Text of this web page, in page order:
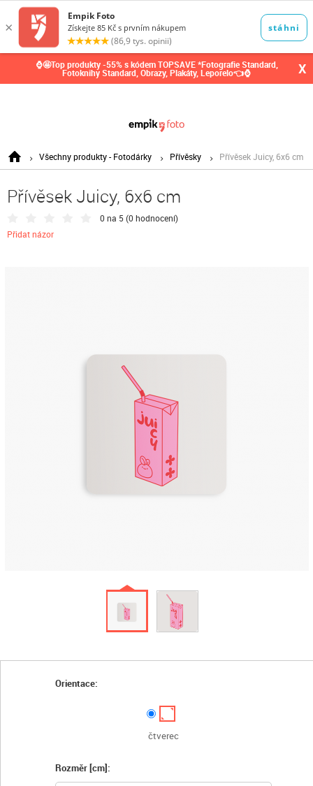
⌚🤩Top produkty -55% s kódem TOPSAVE *Fotografie Standard,
Fotoknihy Standard, Obrazy, Plakáty, Leporelo👈⌚ X
Všechny produkty - Fotodárky Přívěsky Přívěsek Juicy, 6x6 cm
Přívěsek Juicy, 6x6 cm
0 na 5 (0 hodnocení)
Přidat názor
Orientace:
čtverec
Rozměr [cm]: